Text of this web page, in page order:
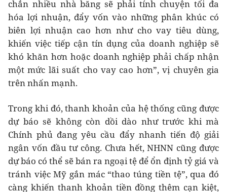
chắn nhiều nhà băng sẽ phải tính chuyện tối đa
hóa lợi nhuận, đẩy vốn vào những phân khúc có
biên lợi nhuận cao hơn như cho vay tiêu dùng,
khiến việc tiếp cận tín dụng của doanh nghiệp sẽ
khó khăn hơn hoặc doanh nghiệp phải chấp nhận
một mức lãi suất cho vay cao hơn”, vị chuyên gia
trên nhấn mạnh.
Trong khi đó, thanh khoản của hệ thống cũng được
dự báo sẽ không còn dồi dào như trước khi mà
Chính phủ đang yêu cầu đẩy nhanh tiến độ giải
ngân vốn đầu tư công. Chưa hết, NHNN cũng được
dự báo có thể sẽ bán ra ngoại tệ để ổn định tỷ giá và
tránh việc Mỹ gắn mác “thao túng tiền tệ”, qua đó
càng khiến thanh khoản tiền đồng thêm cạn kiệt,